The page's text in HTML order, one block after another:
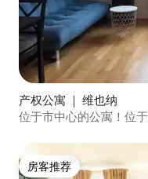
产权公寓 ｜ 维也纳
位于市中心的公寓！位
房客推荐
房客推荐